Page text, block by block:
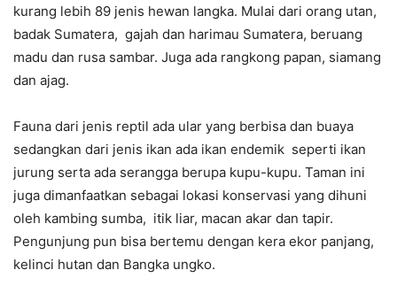
kurang lebih 89 jenis hewan langka. Mulai dari orang utan,
badak Sumatera, gajah dan harimau Sumatera, beruang
madu dan rusa sambar. Juga ada rangkong papan, siamang
dan ajag.
Fauna dari jenis reptil ada ular yang berbisa dan buaya
sedangkan dari jenis ikan ada ikan endemik seperti ikan
jurung serta ada serangga berupa kupu-kupu. Taman ini
juga dimanfaatkan sebagai lokasi konservasi yang dihuni
oleh kambing sumba, itik liar, macan akar dan tapir.
Pengunjung pun bisa bertemu dengan kera ekor panjang,
kelinci hutan dan Bangka ungko.